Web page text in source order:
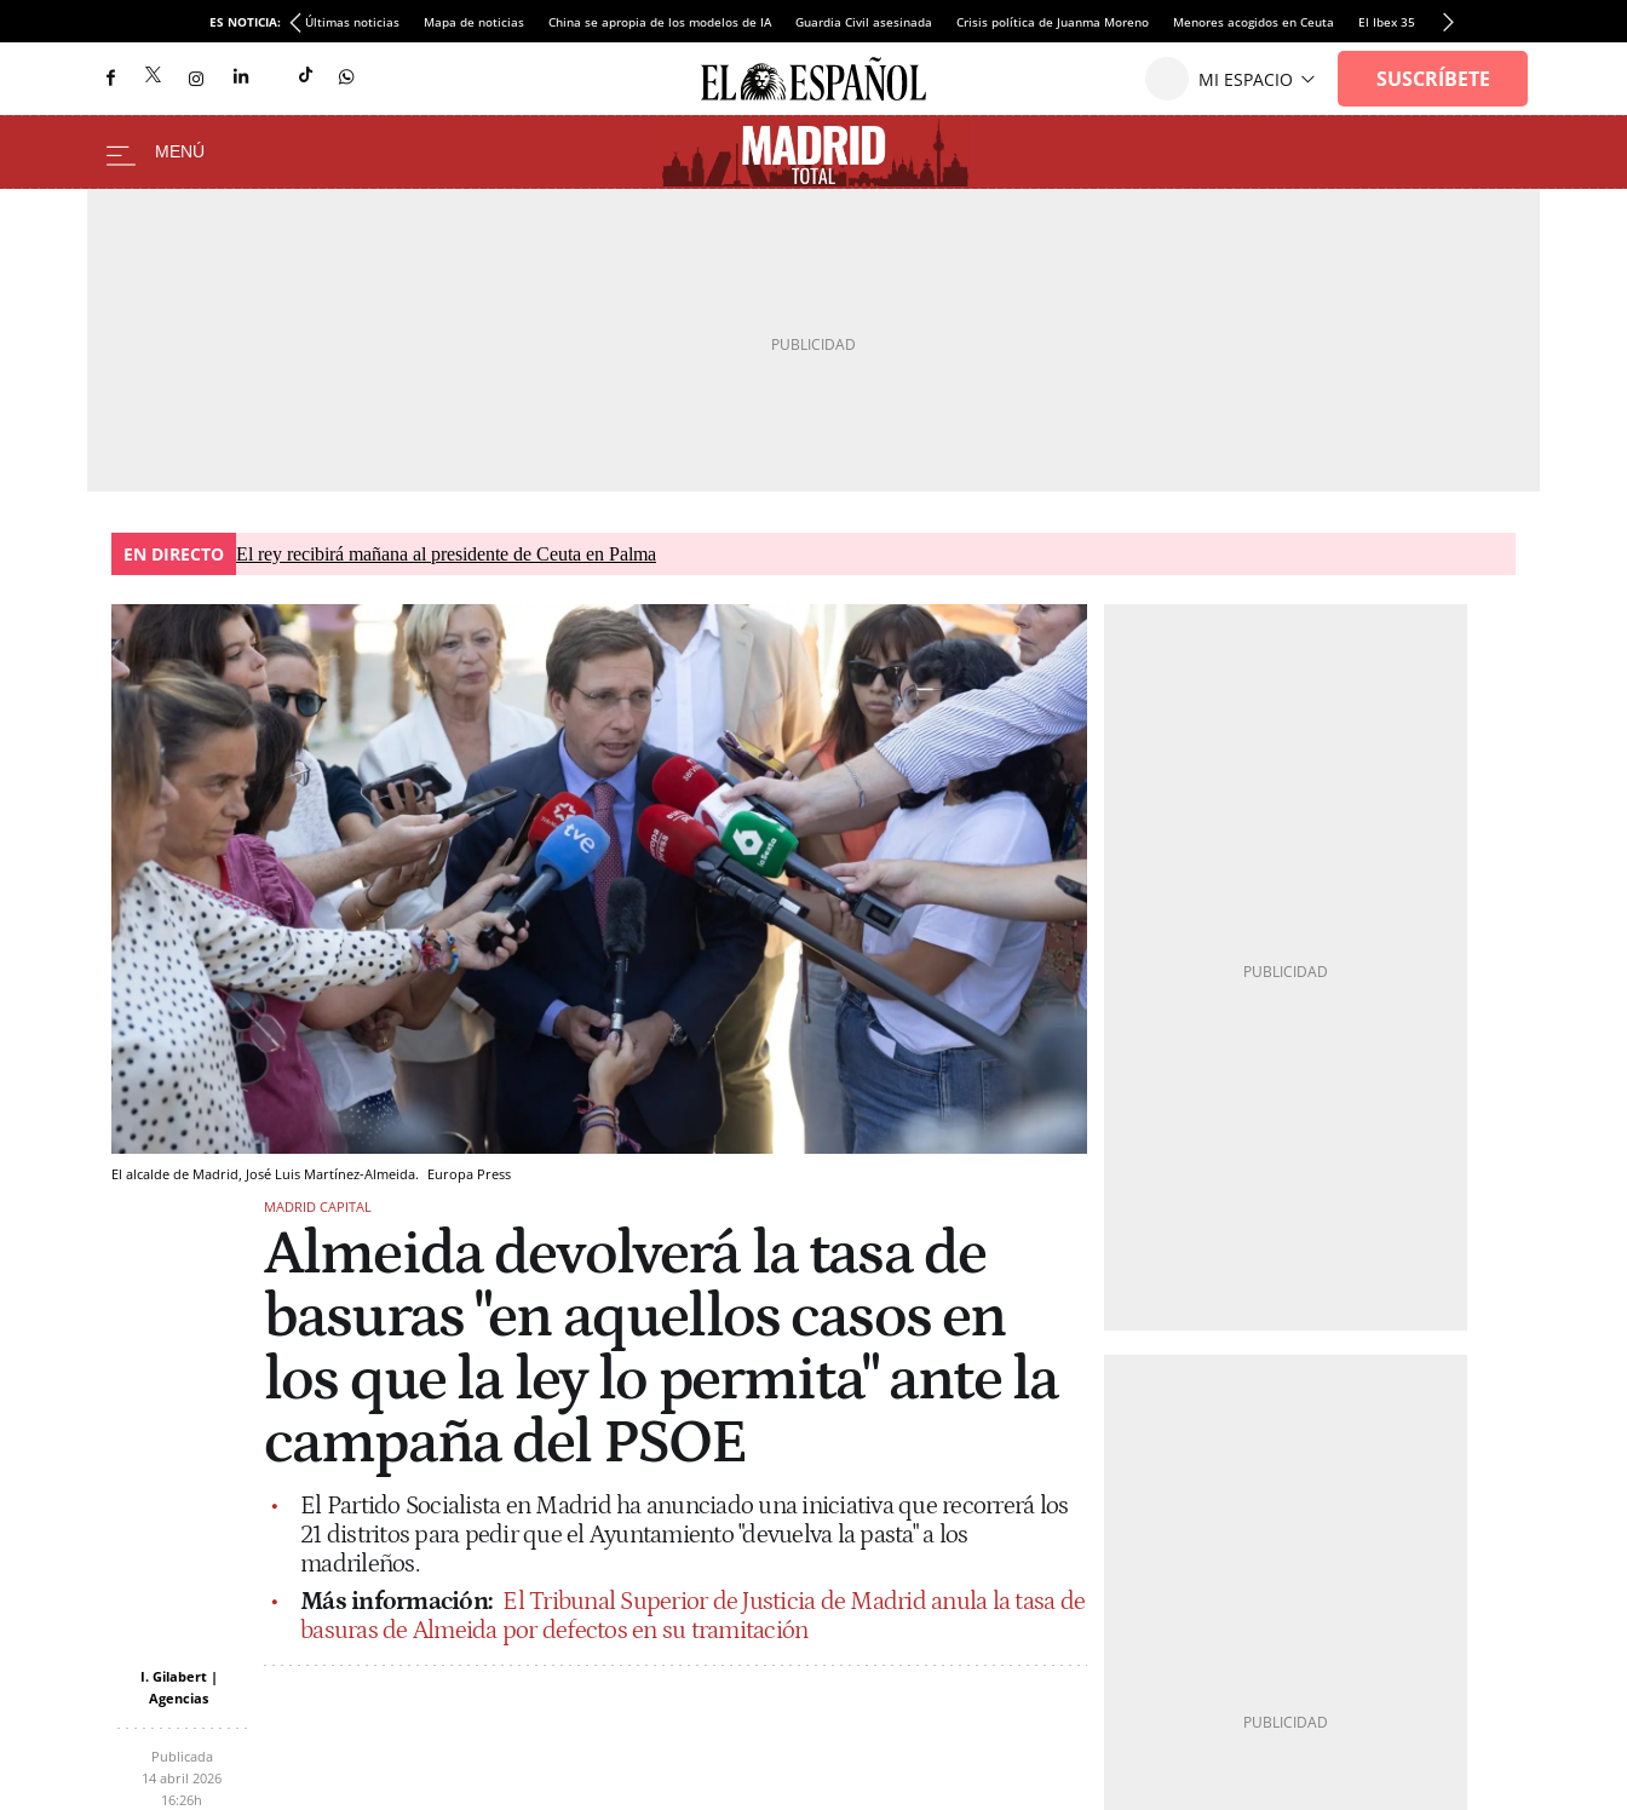
ES NOTICIA: Últimas noticias Mapa de noticias China se apropia de los modelos de IA Guardia Civil asesinada Crisis política de Juanma Moreno Menores acogidos en Ceuta El Ibex 35 Llamadas de alerta Sánchez
EN DIRECTO El rey recibirá mañana al presidente de Ceuta en Palma
El alcalde de Madrid, José Luis Martínez-Almeida. Europa Press
MADRID CAPITAL
Almeida devolverá la tasa de
basuras "en aquellos casos en
los que la ley lo permita" ante la
campaña del PSOE
El Partido Socialista en Madrid ha anunciado una iniciativa que recorrerá los
21 distritos para pedir que el Ayuntamiento "devuelva la pasta" a los
madrileños.
Más información: El Tribunal Superior de Justicia de Madrid anula la tasa de
basuras de Almeida por defectos en su tramitación
I. Gilabert |
Agencias
Publicada
14 abril 2026
16:26h